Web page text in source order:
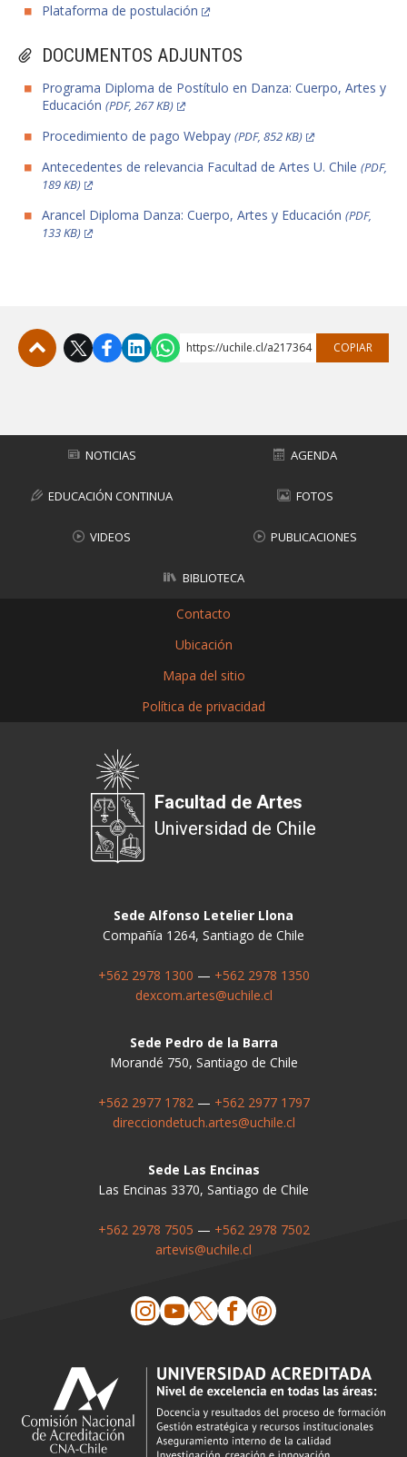
Plataforma de postulación
DOCUMENTOS ADJUNTOS
Programa Diploma de Postítulo en Danza: Cuerpo, Artes y
Educación (PDF, 267 KB)
Procedimiento de pago Webpay (PDF, 852 KB)
Antecedentes de relevancia Facultad de Artes U. Chile (PDF,
189 KB)
Arancel Diploma Danza: Cuerpo, Artes y Educación (PDF,
133 KB)
https://uchile.cl/a217364 COPIAR
NOTICIAS AGENDA
EDUCACIÓN CONTINUA FOTOS
VIDEOS PUBLICACIONES
BIBLIOTECA
Contacto
Ubicación
Mapa del sitio
Política de privacidad
Facultad de Artes
Universidad de Chile
Sede Alfonso Letelier Llona
Compañía 1264, Santiago de Chile
+562 2978 1300 — +562 2978 1350
dexcom.artes@uchile.cl
Sede Pedro de la Barra
Morandé 750, Santiago de Chile
+562 2977 1782— +562 2977 1797
direcciondetuch.artes@uchile.cl
Sede Las Encinas
Las Encinas 3370, Santiago de Chile
+562 2978 7505 — +562 2978 7502
artevis@uchile.cl